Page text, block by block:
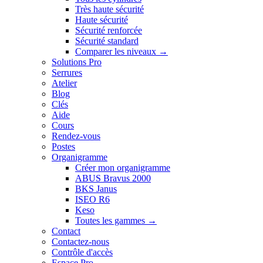
Très haute sécurité
Haute sécurité
Sécurité renforcée
Sécurité standard
Comparer les niveaux →
Solutions Pro
Serrures
Atelier
Blog
Clés
Aide
Cours
Rendez-vous
Postes
Organigramme
Créer mon organigramme
ABUS Bravus 2000
BKS Janus
ISEO R6
Keso
Toutes les gammes →
Contact
Contactez-nous
Contrôle d'accès